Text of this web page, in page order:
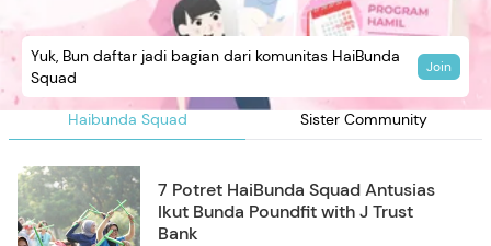
Haibunda Squad Sister Community
Yuk, Bun daftar jadi bagian dari komunitas HaiBunda
Squad
Join
7 Potret HaiBunda Squad Antusias
Ikut Bunda Poundfit with J Trust
Bank